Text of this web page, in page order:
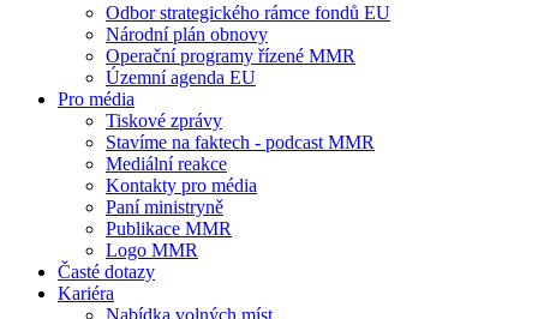
Odbor strategického rámce fondů EU
Národní plán obnovy
Operační programy řízené MMR
Územní agenda EU
Pro média
Tiskové zprávy
Stavíme na faktech - podcast MMR
Mediální reakce
Kontakty pro média
Paní ministryně
Publikace MMR
Logo MMR
Časté dotazy
Kariéra
Nabídka volných míst